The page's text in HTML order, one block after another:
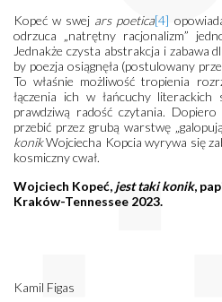
Kopeć w swej ars poetica[4]
odrzuca „natrętny racjonalizm”
Jednakże czysta abstrakcja i zabawa
by poezja osiągnęła (postulowany
To właśnie możliwość tropienia
łączenia ich w łańcuchy
prawdziwą radość czytania.
przebić przez grubą warstwę
konikWojciecha Kopcia wyrywa się
kosmiczny cwał.
Wojciech Kopeć, jest taki konik,
Kraków-Tennessee 2023.
Kamil Figas